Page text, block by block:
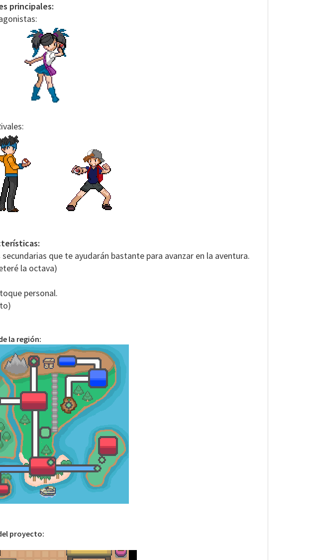
principales:
que te ayudarán bastante para avanzar en la aventura.
la octava)
personal.
la región:
proyecto: